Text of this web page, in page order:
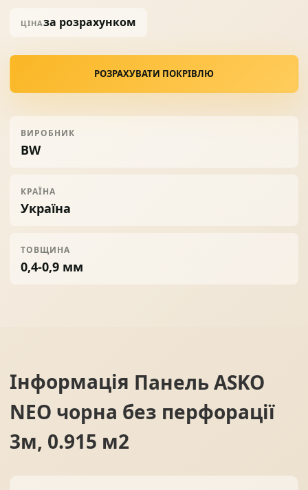
ЦІНАза розрахунком
РОЗРАХУВАТИ ПОКРІВЛЮ
ВИРОБНИК
BW
КРАЇНА
Україна
ТОВЩИНА
0,4-0,9 мм
Інформація Панель ASKO
NEO чорна без перфорації
3м, 0.915 м2